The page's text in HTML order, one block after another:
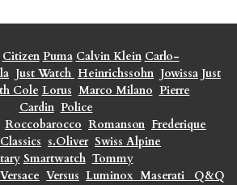
Citizen Puma Calvin Klein Carlo-
Just Watch Heinrichssohn Jowissa Just
Cole Lorus Marco Milano Pierre
Cardin Police
Roccobarocco Romanson Frederique
s.Oliver Swiss Alpine
Smartwatch Tommy
Versace Versus Luminox Maserati
Q&Q